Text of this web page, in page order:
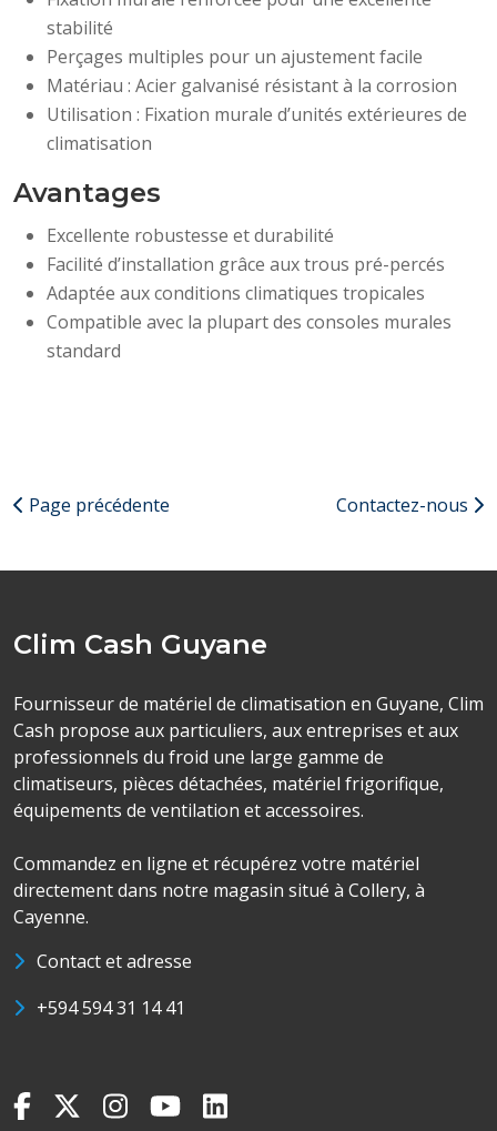
stabilité
Perçages multiples pour un ajustement facile
Matériau : Acier galvanisé résistant à la corrosion
Utilisation : Fixation murale d’unités extérieures de
climatisation
Avantages
Excellente robustesse et durabilité
Facilité d’installation grâce aux trous pré-percés
Adaptée aux conditions climatiques tropicales
Compatible avec la plupart des consoles murales
standard
Page précédente Contactez-nous
Clim Cash Guyane
Fournisseur de matériel de climatisation en Guyane, Clim
Cash propose aux particuliers, aux entreprises et aux
professionnels du froid une large gamme de
climatiseurs, pièces détachées, matériel frigorifique,
équipements de ventilation et accessoires.
Commandez en ligne et récupérez votre matériel
directement dans notre magasin situé à Collery, à
Cayenne.
Contact et adresse
+594 594 31 14 41